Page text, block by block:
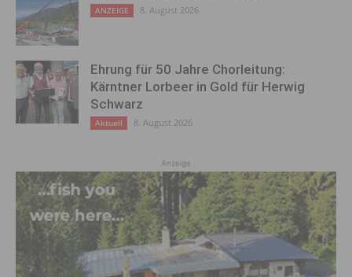
ANZEIGE 8. August 2026
Ehrung für 50 Jahre Chorleitung:
Kärntner Lorbeer in Gold für Herwig
Schwarz
Aktuell 8. August 2026
Anzeige